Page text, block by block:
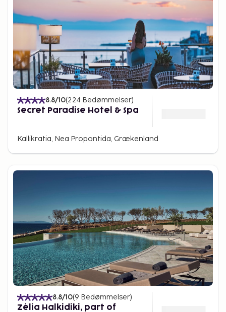
8.8/10(224 Bedømmelser)
Secret Paradise Hotel & Spa
Kallikratia, Nea Propontida, Grækenland
8.8/10(9 Bedømmelser)
Zélia Halkidiki, part of